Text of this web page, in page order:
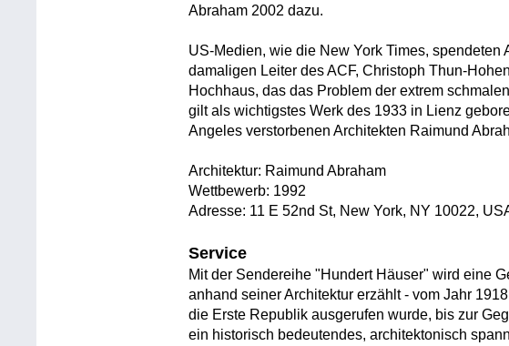
Abraham 2002 dazu.
US-Medien, wie die New York Times, spendeten
damaligen Leiter des ACF, Christoph Thun-
Hochhaus, das das Problem der extrem
gilt als wichtigstes Werk des 1933 in Lienz
Angeles verstorbenen Architekten Raimund
Architektur: Raimund Abraham
Wettbewerb: 1992
Adresse: 11 E 52nd St, New York, NY 10022,
Service
Mit der Sendereihe "Hundert Häuser" wird eine
anhand seiner Architektur erzählt - vom Jahr
die Erste Republik ausgerufen wurde, bis zur
ein historisch bedeutendes, architektonisch